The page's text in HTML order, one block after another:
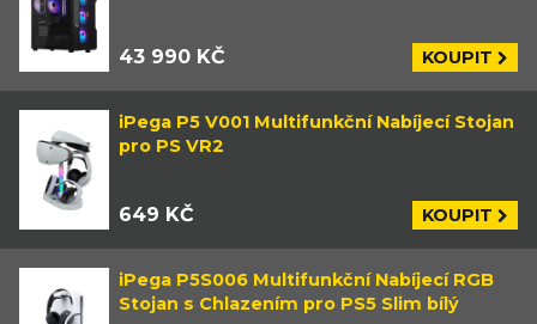
43 990 KČ KOUPIT
iPega P5 V001 Multifunkční Nabíjecí Stojan
pro PS VR2
649 KČ KOUPIT
iPega P5S006 Multifunkční Nabíjecí RGB
Stojan s Chlazením pro PS5 Slim bílý